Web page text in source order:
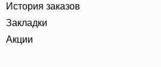
История заказов
Закладки
Акции